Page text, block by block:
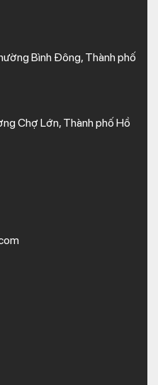
Bình Đông, Thành phố
Chợ Lớn, Thành phố Hồ